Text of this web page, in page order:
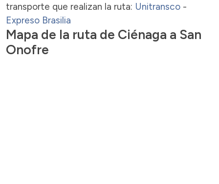
transporte que realizan la ruta: Unitransco -
Expreso Brasilia
Mapa de la ruta de Ciénaga a San
Onofre